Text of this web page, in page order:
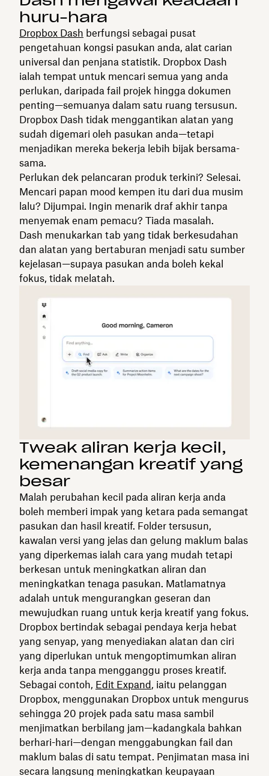
huru-hara
Dropbox Dash berfungsi sebagai pusat
pengetahuan kongsi pasukan anda, alat carian
universal dan penjana statistik. Dropbox Dash
ialah tempat untuk mencari semua yang anda
perlukan, daripada fail projek hingga dokumen
penting—semuanya dalam satu ruang tersusun.
Dropbox Dash tidak menggantikan alatan yang
sudah digemari oleh pasukan anda—tetapi
menjadikan mereka bekerja lebih bijak bersama-
sama.
Perlukan dek pelancaran produk terkini? Selesai.
Mencari papan mood kempen itu dari dua musim
lalu? Dijumpai. Ingin menarik draf akhir tanpa
menyemak enam pemacu? Tiada masalah.
Dash menukarkan tab yang tidak berkesudahan
dan alatan yang bertaburan menjadi satu sumber
kejelasan—supaya pasukan anda boleh kekal
fokus, tidak melatah.
Tweak aliran kerja kecil,
kemenangan kreatif yang
besar
Malah perubahan kecil pada aliran kerja anda
boleh memberi impak yang ketara pada semangat
pasukan dan hasil kreatif. Folder tersusun,
kawalan versi yang jelas dan gelung maklum balas
yang diperkemas ialah cara yang mudah tetapi
berkesan untuk meningkatkan aliran dan
meningkatkan tenaga pasukan. Matlamatnya
adalah untuk mengurangkan geseran dan
mewujudkan ruang untuk kerja kreatif yang fokus.
Dropbox bertindak sebagai pendaya kerja hebat
yang senyap, yang menyediakan alatan dan ciri
yang diperlukan untuk mengoptimumkan aliran
kerja anda tanpa mengganggu proses kreatif.
Sebagai contoh, Edit Expand , iaitu pelanggan
Dropbox, menggunakan Dropbox untuk mengurus
sehingga 20 projek pada satu masa sambil
menjimatkan berbilang jam—kadangkala bahkan
berhari-hari—dengan menggabungkan fail dan
maklum balas di satu tempat. Penjimatan masa ini
secara langsung meningkatkan keupayaan